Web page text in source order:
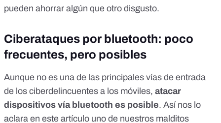
pueden ahorrar algún que otro disgusto.
Ciberataques por bluetooth: poco
frecuentes, pero posibles
Aunque no es una de las principales vías de entrada
de los ciberdelincuentes a los móviles, atacar
dispositivos vía bluetooth es posible. Así nos lo
aclara en este artículo uno de nuestros malditos